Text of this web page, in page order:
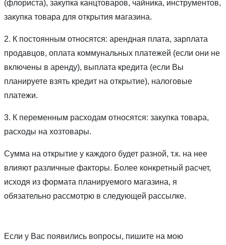
(флориста), закупка канцтоваров, чайника, инструментов,
закупка товара для открытия магазина.
2. К постоянным относятся: арендная плата, зарплата
продавцов, оплата коммунальных платежей (если они не
включены в аренду), выплата кредита (если Вы
планируете взять кредит на открытие), налоговые
платежи.
3. К переменным расходам относятся: закупка товара,
расходы на хозтовары.
Сумма на открытие у каждого будет разной, т.к. на нее
влияют различные факторы. Более конкретный расчет,
исходя из формата планируемого магазина, я
обязательно рассмотрю в следующей рассылке.
Если у Вас появились вопросы, пишите на мою